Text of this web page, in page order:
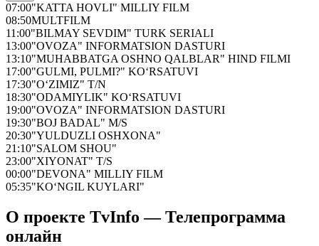
07:00"KATTA HOVLI" MILLIY FILM
08:50MULTFILM
11:00"BILMAY SEVDIM" TURK SERIALI
13:00"OVOZA" INFORMATSION DASTURI
13:10"MUHABBATGA OSHNO QALBLAR" HIND FILMI
17:00"GULMI, PULMI?" KO‘RSATUVI
17:30"O‘ZIMIZ" T/N
18:30"ODAMIYLIK" KO‘RSATUVI
19:00"OVOZA" INFORMATSION DASTURI
19:30"BOJ BADAL" M/S
20:30"YULDUZLI OSHXONA"
21:10"SALOM SHOU"
23:00"XIYONAT" T/S
00:00"DEVONA" MILLIY FILM
05:35"KO‘NGIL KUYLARI"
О проекте TvInfo — Телепрограмма
онлайн